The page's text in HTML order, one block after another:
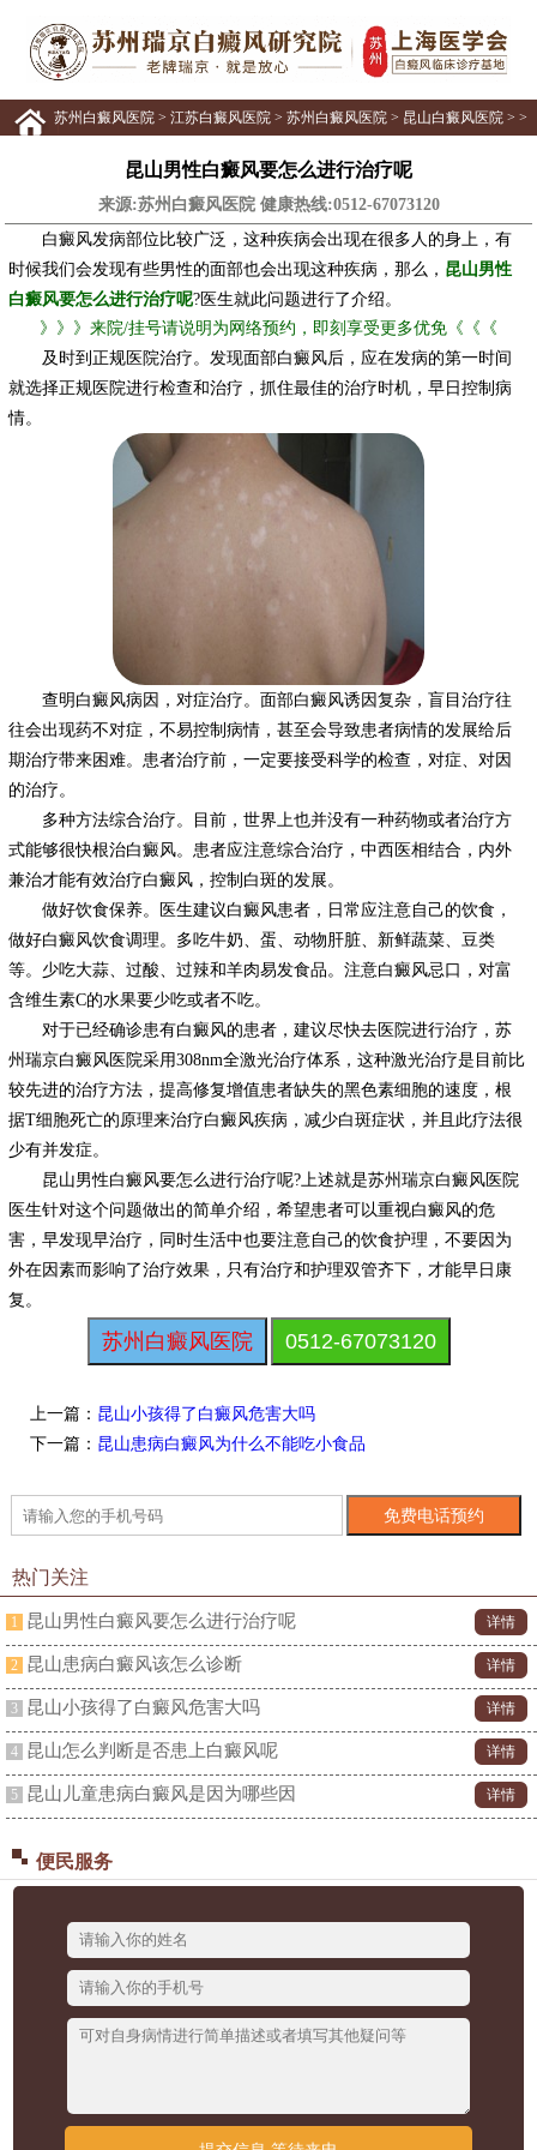
苏州白癜风医院> 江苏白癜风医院> 苏州白癜风医院> 昆山白癜风医院> >
昆山男性白癜风要怎么进行治疗呢
来源:苏州白癜风医院 健康热线:0512-67073120
白癜风发病部位比较广泛，这种疾病会出现在很多人的身上，有
时候我们会发现有些男性的面部也会出现这种疾病，那么， 昆山男性
白癜风要怎么进行治疗呢?医生就此问题进行了介绍。
》》》来院/挂号请说明为网络预约，即刻享受更多优免《《《
及时到正规医院治疗。发现面部白癜风后，应在发病的第一时间
就选择正规医院进行检查和治疗，抓住最佳的治疗时机，早日控制病
情。
查明白癜风病因，对症治疗。面部白癜风诱因复杂，盲目治疗往
往会出现药不对症，不易控制病情，甚至会导致患者病情的发展给后
期治疗带来困难。患者治疗前，一定要接受科学的检查，对症、对因
的治疗。
多种方法综合治疗。目前，世界上也并没有一种药物或者治疗方
式能够很快根治白癜风。患者应注意综合治疗，中西医相结合，内外
兼治才能有效治疗白癜风，控制白斑的发展。
做好饮食保养。医生建议白癜风患者，日常应注意自己的饮食，
做好白癜风饮食调理。多吃牛奶、蛋、动物肝脏、新鲜蔬菜、豆类
等。少吃大蒜、过酸、过辣和羊肉易发食品。注意白癜风忌口，对富
含维生素C的水果要少吃或者不吃。
对于已经确诊患有白癜风的患者，建议尽快去医院进行治疗，苏
州瑞京白癜风医院采用308nm全激光治疗体系，这种激光治疗是目前比
较先进的治疗方法，提高修复增值患者缺失的黑色素细胞的速度，根
据T细胞死亡的原理来治疗白癜风疾病，减少白斑症状，并且此疗法很
少有并发症。
昆山男性白癜风要怎么进行治疗呢?上述就是苏州瑞京白癜风医院
医生针对这个问题做出的简单介绍，希望患者可以重视白癜风的危
害，早发现早治疗，同时生活中也要注意自己的饮食护理，不要因为
外在因素而影响了治疗效果，只有治疗和护理双管齐下，才能早日康
复。
苏州白癜风医院 0512-67073120
上一篇： 昆山小孩得了白癜风危害大吗
下一篇： 昆山患病白癜风为什么不能吃小食品
热门关注
1 昆山男性白癜风要怎么进行治疗呢 详情
2 昆山患病白癜风该怎么诊断 详情
3 昆山小孩得了白癜风危害大吗 详情
4 昆山怎么判断是否患上白癜风呢 详情
5 昆山儿童患病白癜风是因为哪些因 详情
便民服务